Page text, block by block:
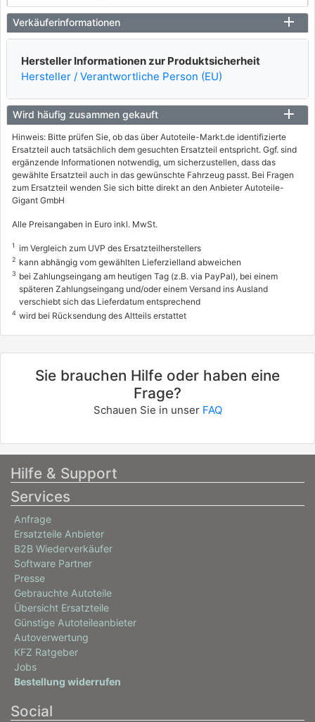
FORD
KA (RB_)
1.3 i
37 / 50
09/1996 - 10/2002
8566353
FORD
KA (RB_)
1.3 i
06/1998 - 11/2008
8566522, 8566ACF
FORD
KA (RB_)
1.3 i ROCAM
Verkäuferinformationen
Hersteller Informationen zur Produktsicherheit
Hersteller / Verantwortliche Person (EU)
Wird häufig zusammen gekauft
Hinweis: Bitte prüfen Sie, ob das über Autoteile-Markt.de identifizierte
Ersatzteil auch tatsächlich dem gesuchten Ersatzteil entspricht. Ggf. sind
ergänzende Informationen notwendig, um sicherzustellen, dass das
gewählte Ersatzteil auch in das gewünschte Fahrzeug passt. Bei Fragen
zum Ersatzteil wenden Sie sich bitte direkt an den Anbieter Autoteile-
Gigant GmbH
Alle Preisangaben in Euro inkl. MwSt.
1 im Vergleich zum UVP des Ersatzteilherstellers
2 kann abhängig vom gewählten Lieferzielland abweichen
3 bei Zahlungseingang am heutigen Tag (z.B. via PayPal), bei einem
späteren Zahlungseingang und/oder einem Versand ins Ausland
verschiebt sich das Lieferdatum entsprechend
4 wird bei Rücksendung des Altteils erstattet
Sie brauchen Hilfe oder haben eine
Frage?
Schauen Sie in unser FAQ
Hilfe & Support
Services
Anfrage
Ersatzteile Anbieter
B2B Wiederverkäufer
Software Partner
Presse
Gebrauchte Autoteile
Übersicht Ersatzteile
Günstige Autoteileanbieter
Autoverwertung
KFZ Ratgeber
Jobs
Bestellung widerrufen
Social